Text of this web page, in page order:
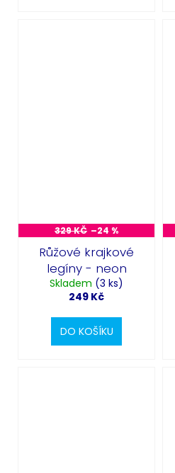
329 KČ –24 %
Růžové krajkové
legíny - neon
Skladem (3 ks)
249 Kč
DO KOŠÍKU